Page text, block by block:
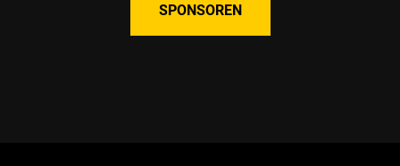
SPONSOREN